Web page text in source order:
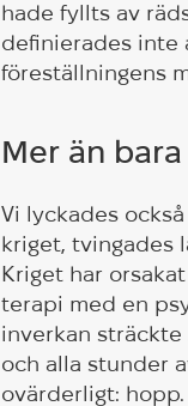
hade fyllts av
definierades inte
föreställningens
Mer än
Vi lyckades
kriget, tvingades
Kriget har
terapi med en
inverkan sträckte
och alla stunder
ovärderligt: